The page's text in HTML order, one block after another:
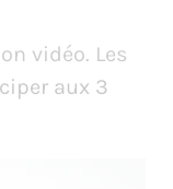
vidéo. Les
aux 3